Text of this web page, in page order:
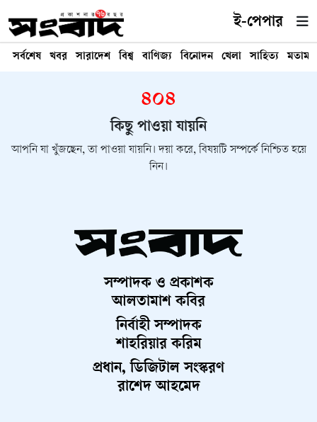
ই-পেপার
সর্বশেষ খবর সারাদেশ বিশ্ব বাণিজ্য বিনোদন খেলা সাহিত্য মতামত
৪০৪
কিছু পাওয়া যায়নি
আপনি যা খুঁজছেন, তা পাওয়া যায়নি। দয়া করে, বিষয়টি সম্পর্কে নিশ্চিত হয়ে
নিন।
সম্পাদক ও প্রকাশক
আলতামাশ কবির
নির্বাহী সম্পাদক
শাহরিয়ার করিম
প্রধান, ডিজিটাল সংস্করণ
রাশেদ আহমেদ